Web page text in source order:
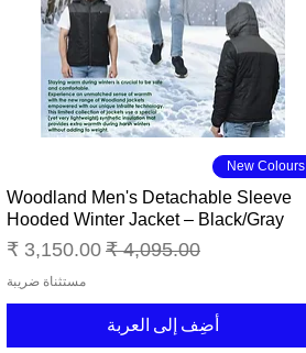
New Colours
Woodland Men's Detachable Sleeve
Hooded Winter Jacket – Black/Gray
سعر عادي سعر البيع
مستثناة ضريبة
أضِف إلى العربة